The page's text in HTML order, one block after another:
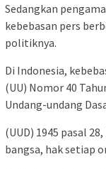
Sedangkan
kebebasan pers
politiknya.
Di Indonesia,
(UU) Nomor 40
Undang-undang
(UUD) 1945 pasal
bangsa, hak setiap